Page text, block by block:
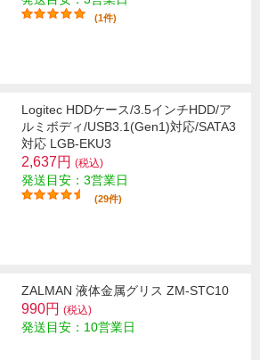
(1件)
Logitec HDDケース/3.5インチHDD/ア
ルミボディ/USB3.1(Gen1)対応/SATA3
対応 LGB-EKU3
2,637円 (税込)
発送目安：3営業日
(29件)
ZALMAN 液体金属グリス ZM-STC10
990円 (税込)
発送目安：10営業日